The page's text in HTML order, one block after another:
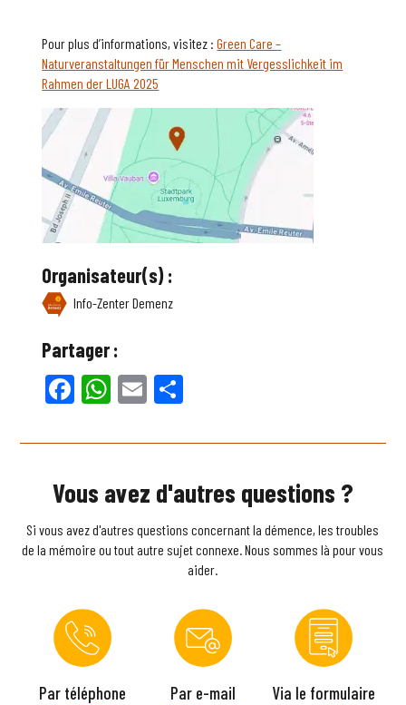
Pour plus d’informations, visitez :Green Care –
Naturveranstaltungen für Menschen mit Vergesslichkeit im
Rahmen der LUGA 2025
Organisateur(s) :
Info-Zenter Demenz
Partager :
Facebook
WhatsApp
Email
Vous avez d'autres questions ?
Si vous avez d'autres questions concernant la démence, les troubles
de la mémoire ou tout autre sujet connexe. Nous sommes là pour vous
aider.
Par téléphone Par e-mail Via le formulaire